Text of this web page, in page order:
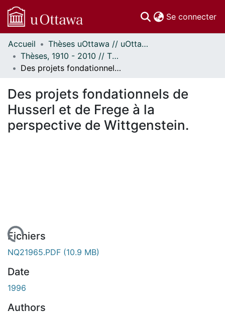
Se connecter
Communautés
et collections
Parcourir
À propos
Accueil
Thèses uOttawa // uOttawa Theses
Thèses, 1910 - 2010 // Theses, 1910 - 2010
Des projets fondationnels de Husserl et de Frege à la perspective de Wittgenstein.
Des projets fondationnels de
Husserl et de Frege à la
perspective de Wittgenstein.
Fichiers
NQ21965.PDF (10.9 MB)
Date
1996
Authors